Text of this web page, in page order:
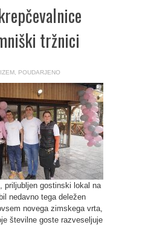
tržnici
POUDARJENO
priljubljen gostinski lokal na
nedavno tega deležen
novega zimskega vrta,
številne goste razveseljuje